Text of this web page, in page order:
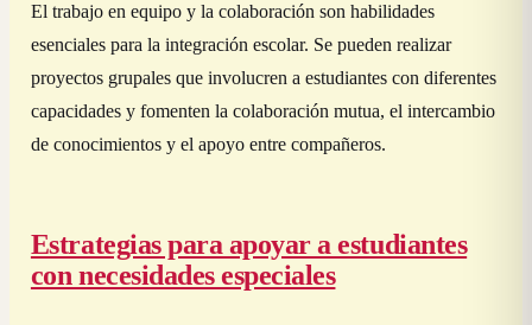
El trabajo en equipo y la colaboración son habilidades
esenciales para la integración escolar. Se pueden realizar
proyectos grupales que involucren a estudiantes con diferentes
capacidades y fomenten la colaboración mutua, el intercambio
de conocimientos y el apoyo entre compañeros.
Estrategias para apoyar a estudiantes
con necesidades especiales